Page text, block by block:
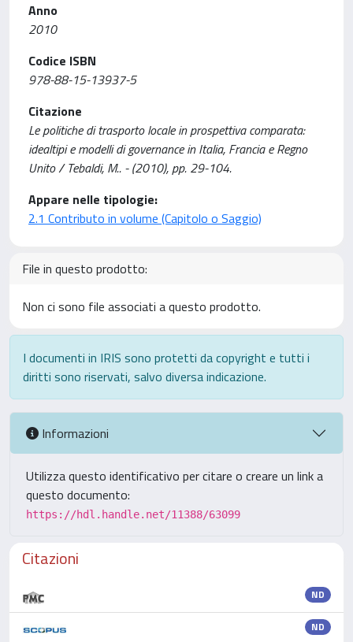
Anno
2010
Codice ISBN
978-88-15-13937-5
Citazione
Le politiche di trasporto locale in prospettiva comparata:
idealtipi e modelli di governance in Italia, Francia e Regno
Unito / Tebaldi, M.. - (2010), pp. 29-104.
Appare nelle tipologie:
2.1 Contributo in volume (Capitolo o Saggio)
File in questo prodotto:
Non ci sono file associati a questo prodotto.
I documenti in IRIS sono protetti da copyright e tutti i
diritti sono riservati, salvo diversa indicazione.
Informazioni
Utilizza questo identificativo per citare o creare un link a
questo documento:
https://hdl.handle.net/11388/63099
Citazioni
ND
ND